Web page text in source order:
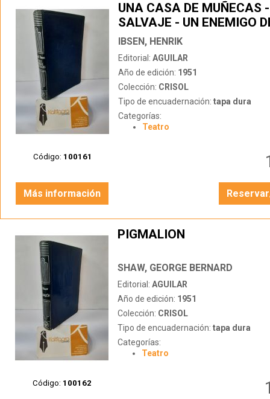
Código: 100161
UNA CASA DE MUÑECAS
SALVAJE - UN ENEMIGO
PUEBLO
IBSEN, HENRIK
Editorial: AGUILAR
Año de edición: 1951
Colección: CRISOL
Tipo de encuadernación: tapa dura
Categorías:
Teatro
Más información
Código: 100162
PIGMALION
SHAW, GEORGE BERNARD
Editorial: AGUILAR
Año de edición: 1951
Colección: CRISOL
Tipo de encuadernación: tapa dura
Categorías:
Teatro